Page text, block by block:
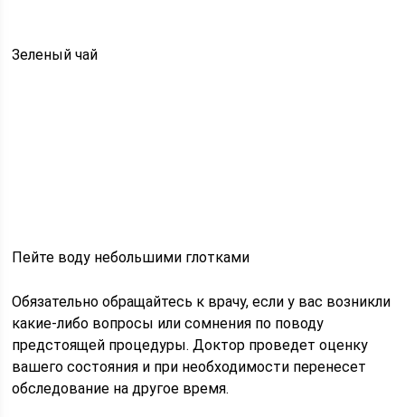
Зеленый чай
Пейте воду небольшими глотками
Обязательно обращайтесь к врачу, если у вас возникли
какие-либо вопросы или сомнения по поводу
предстоящей процедуры. Доктор проведет оценку
вашего состояния и при необходимости перенесет
обследование на другое время.